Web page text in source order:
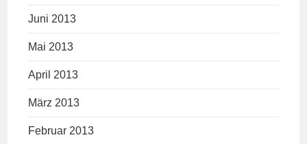
Juni 2013
Mai 2013
April 2013
März 2013
Februar 2013